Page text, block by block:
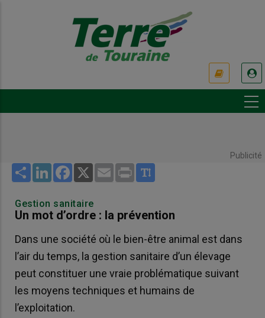
Publicité
Share LinkedInFacebook
X Email Print
Gestion sanitaire
Un mot d’ordre : la prévention
Dans une société où le bien-être animal est dans
l’air du temps, la gestion sanitaire d’un élevage
peut constituer une vraie problématique suivant
les moyens techniques et humains de
l’exploitation.